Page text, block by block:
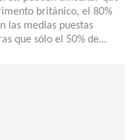
británico, el 80%
las medias puestas
que sólo el 50% de…